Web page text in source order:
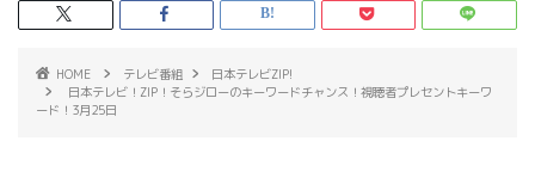
HOME テレビ番組
日本テレビZIP!
日本テレビ！ZIP！そらジローのキーワードチャンス！視聴者プレセントキーワ
ード！3月25日